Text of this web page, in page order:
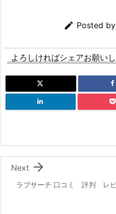
 Posted
よろしければシェアお願い
ラブサーチ 口コミ 評判 レ

Next